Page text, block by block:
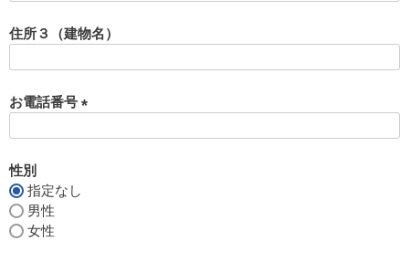
須
住所３（建物名）
お電話番号
性別
指定なし
男性
女性